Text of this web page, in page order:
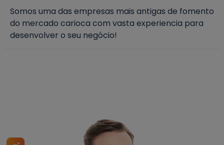
Somos uma das empresas mais antigas de fomento
do mercado carioca com vasta experiencia para
desenvolver o seu negócio!